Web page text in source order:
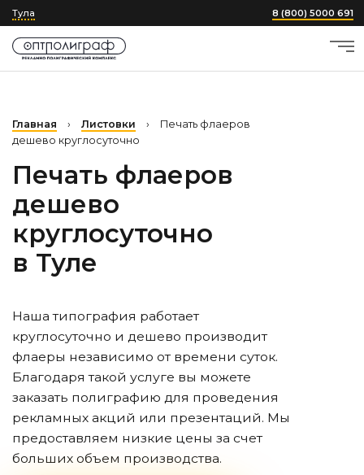
Тула 8 (800) 5000 691
Главная › Листовки ›
Печать флаеров
дешево круглосуточно
Печать флаеров
дешево
круглосуточно
в Туле
Наша типография работает
круглосуточно и дешево производит
флаеры независимо от времени суток.
Благодаря такой услуге вы можете
заказать полиграфию для проведения
рекламных акций или презентаций. Мы
предоставляем низкие цены за счет
больших объем производства.